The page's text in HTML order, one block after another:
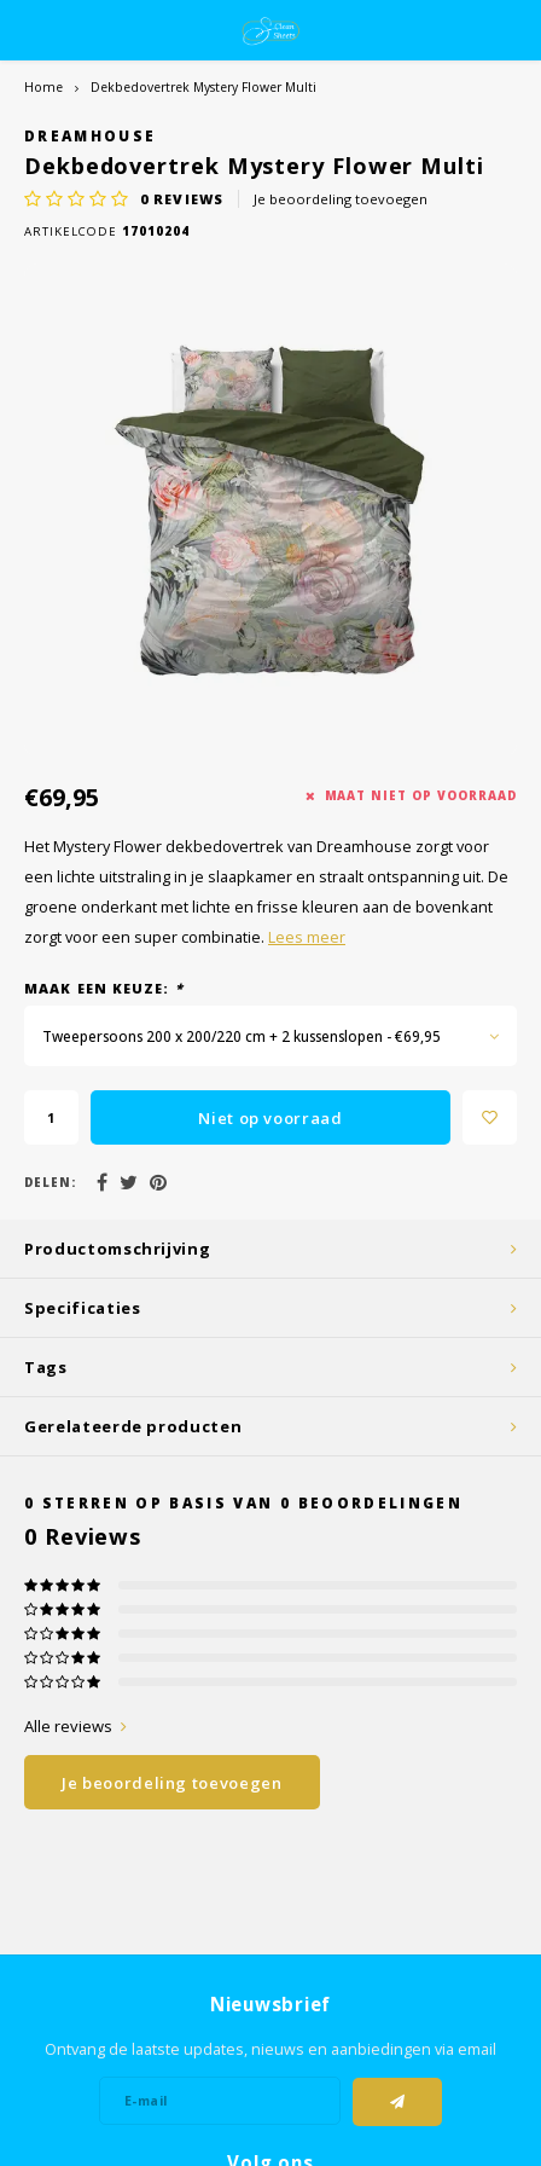
Home Dekbedovertrek Mystery Flower Multi
DREAMHOUSE
Dekbedovertrek Mystery Flower Multi
0 REVIEWS Je beoordeling toevoegen
ARTIKELCODE 17010204
€69,95 MAAT NIET OP VOORRAAD
Het Mystery Flower dekbedovertrek van Dreamhouse zorgt voor
een lichte uitstraling in je slaapkamer en straalt ontspanning uit. De
groene onderkant met lichte en frisse kleuren aan de bovenkant
zorgt voor een super combinatie. Lees meer
MAAK EEN KEUZE: *
Tweepersoons 200 x 200/220 cm + 2 kussenslopen - €69,95
Niet op voorraad
DELEN:
Productomschrijving
Specificaties
Tags
Gerelateerde producten
0 STERREN OP BASIS VAN 0 BEOORDELINGEN
0 Reviews
Alle reviews
Je beoordeling toevoegen
Nieuwsbrief
Ontvang de laatste updates, nieuws en aanbiedingen via email